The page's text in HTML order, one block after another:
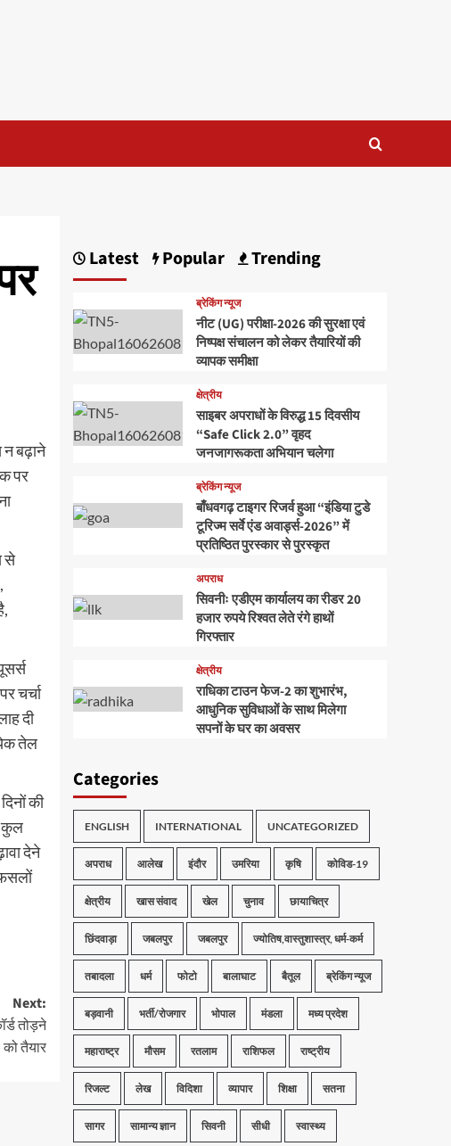
बढ़ाने
पर
से
चर्चा
दी
तेल
की
कुल
देने
Next:
तोड़ने
को तैयार
Latest Popular Trending
ब्रेकिंग न्यूज
नीट (UG) परीक्षा-2026 की सुरक्षा एवं
निष्पक्ष संचालन को लेकर तैयारियों की
व्यापक समीक्षा
क्षेत्रीय
साइबर अपराधों के विरुद्ध 15 दिवसीय
“Safe Click 2.0” वृहद
जनजागरूकता अभियान चलेगा
ब्रेकिंग न्यूज
बाँधवगढ़ टाइगर रिजर्व हुआ “इंडिया टुडे
टूरिज्म सर्वे एंड अवार्ड्स-2026” में
प्रतिष्ठित पुरस्कार से पुरस्कृत
अपराध
सिवनीः एडीएम कार्यालय का रीडर 20
हजार रुपये रिश्वत लेते रंगे हाथों
गिरफ्तार
क्षेत्रीय
राधिका टाउन फेज-2 का शुभारंभ,
आधुनिक सुविधाओं के साथ मिलेगा
सपनों के घर का अवसर
Categories
ENGLISH INTERNATIONAL UNCATEGORIZED
अपराध आलेख इंदौर उमरिया कृषि कोविड-19
क्षेत्रीय खास संवाद खेल चुनाव छायाचित्र
छिंदवाड़ा जबलपुर जबलपुर ज्योतिष,वास्तुशास्त्र, धर्म-कर्म
तबादला धर्म फोटो बालाघाट बैतूल ब्रेकिंग न्यूज
बड़वानी भर्ती/रोजगार भोपाल मंडला मध्य प्रदेश
महाराष्ट्र मौसम रतलाम राशिफल राष्ट्रीय
रिजल्ट लेख विदिशा व्यापार शिक्षा सतना
सागर सामान्य ज्ञान सिवनी सीधी स्वास्थ्य